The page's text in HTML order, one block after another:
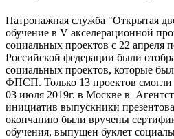
Патронажная служба "Открытая
обучение в V акселерационной
социальных проектов с 22 апреля
Российской федерации были
социальных проектов, которые
ФПСП. Только 13 проектов смогли
03 июля 2019г. в Москве в
инициатив выпускники
окончанию были вручены
обучения, выпущен буклет